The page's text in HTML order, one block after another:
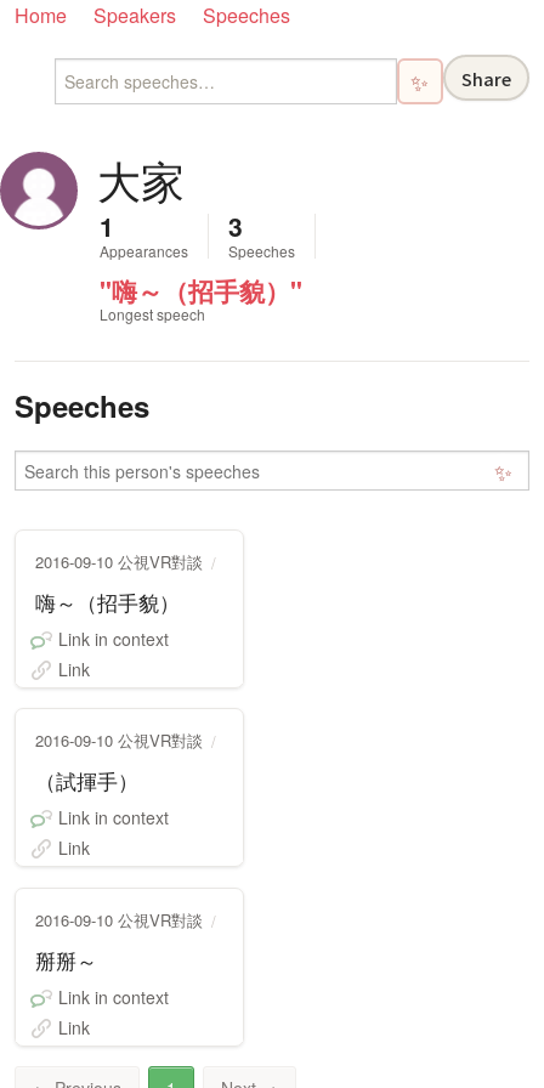
Home Speakers Speeches
✨ Share
大家
1
Appearances
3
Speeches
"嗨～（招手貌）"
Longest speech
Speeches
✨
2016-09-10 公視VR對談
嗨～（招手貌）
Link in context
Link
2016-09-10 公視VR對談
（試揮手）
Link in context
Link
2016-09-10 公視VR對談
掰掰～
Link in context
Link